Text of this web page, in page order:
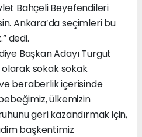
Bahçeli Beyefendileri
Ankara’da seçimleri bu
dedi.
Başkan Adayı Turgut
olarak sokak sokak
beraberlik içerisinde
ülkemizin
geri kazandırmak için,
başkentimiz